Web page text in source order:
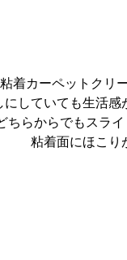
着カーペットクリ
にしていても生活感
ちらからでもスラ
粘着面にほこり